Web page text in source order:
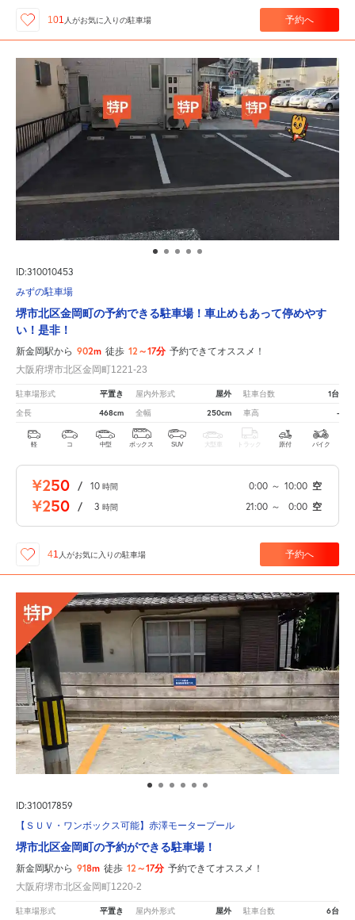
101 人がお気に入りの駐車場 予約へ
ID:310010453
みずの駐車場
堺市北区金岡町の予約できる駐車場！車止めもあって停めやす
い！是非！
新金岡駅から 902m 徒歩 12～17分 予約できてオススメ！
大阪府堺市北区金岡町1221-23
駐車場形式 平置き 屋内外形式 屋外 駐車台数 1台
全長 468cm 全幅 250cm 車高 -
軽 コ 中型 ボックス SUV 大型車 トラック 原付 バイク
¥250 / 10 時間 0:00 ～ 10:00 空
¥250 / 3 時間 21:00 ～ 0:00 空
41 人がお気に入りの駐車場 予約へ
ID:310017859
【ＳＵＶ・ワンボックス可能】赤澤モータープール
堺市北区金岡町の予約ができる駐車場！
新金岡駅から 918m 徒歩 12～17分 予約できてオススメ！
大阪府堺市北区金岡町1220-2
駐車場形式 平置き 屋内外形式 屋外 駐車台数 6台